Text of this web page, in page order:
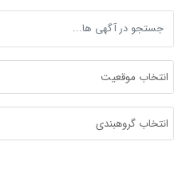
انتخاب موقعیت
انتخاب گروهبندی